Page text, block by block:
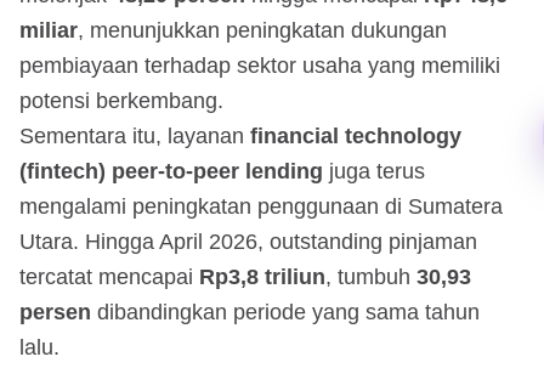
miliar, menunjukkan peningkatan dukungan
pembiayaan terhadap sektor usaha yang memiliki
potensi berkembang.
Sementara itu, layanan financial technology
(fintech) peer-to-peer lending juga terus
mengalami peningkatan penggunaan di Sumatera
Utara. Hingga April 2026, outstanding pinjaman
tercatat mencapai Rp3,8 triliun, tumbuh 30,93
persen dibandingkan periode yang sama tahun
lalu.